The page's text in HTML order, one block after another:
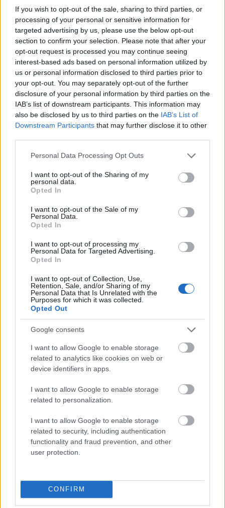
If you wish to opt-out of the sale, sharing to third parties, or
processing of your personal or sensitive information for
targeted advertising by us, please use the below opt-out
section to confirm your selection. Please note that after your
opt-out request is processed you may continue seeing
interest-based ads based on personal information utilized by
us or personal information disclosed to third parties prior to
your opt-out. You may separately opt-out of the further
disclosure of your personal information by third parties on the
IAB’s list of downstream participants. This information may
also be disclosed by us to third parties on the IAB’s List of
Downstream Participants that may further disclose it to other
Please note that this website/app uses one or more Google
not limited to your visit or usage behaviour. You may click to
grant or deny consent to Google and its third-party tags to
use your data for below specified purposes in below Google
consent section.
Personal Data Processing Opt Outs
I want to opt-out of the Sharing of my
personal data.
Opted In
I want to opt-out of the Sale of my
Personal Data.
Opted In
I want to opt-out of processing my
Personal Data for Targeted Advertising.
Opted In
I want to opt-out of Collection, Use,
Retention, Sale, and/or Sharing of my
Personal Data that Is Unrelated with the
Purposes for which it was collected.
Opted Out
Google consents
I want to allow Google to enable storage
related to analytics like cookies on web or
device identifiers in apps.
I want to allow Google to enable storage
related to personalization.
I want to allow Google to enable storage
related to security, including authentication
functionality and fraud prevention, and other
user protection.
CONFIRM
Często sprawdzane
Wspólna biografia
Ortografia:w porzoczywporzo?
Poszłem w XXI wieku
Ciekawostki
wątrobowiec— Pochodzenie nazwywątrobowiec
Brexit— Nie ma takiego słowa: Brexit!
Częstochowa— Pochodzenie nazwyCzęstochowa
Mogą Cię zainteresować również hasła
spiritus movens
arganowy
eutanazja
jednak
homonimia
APA